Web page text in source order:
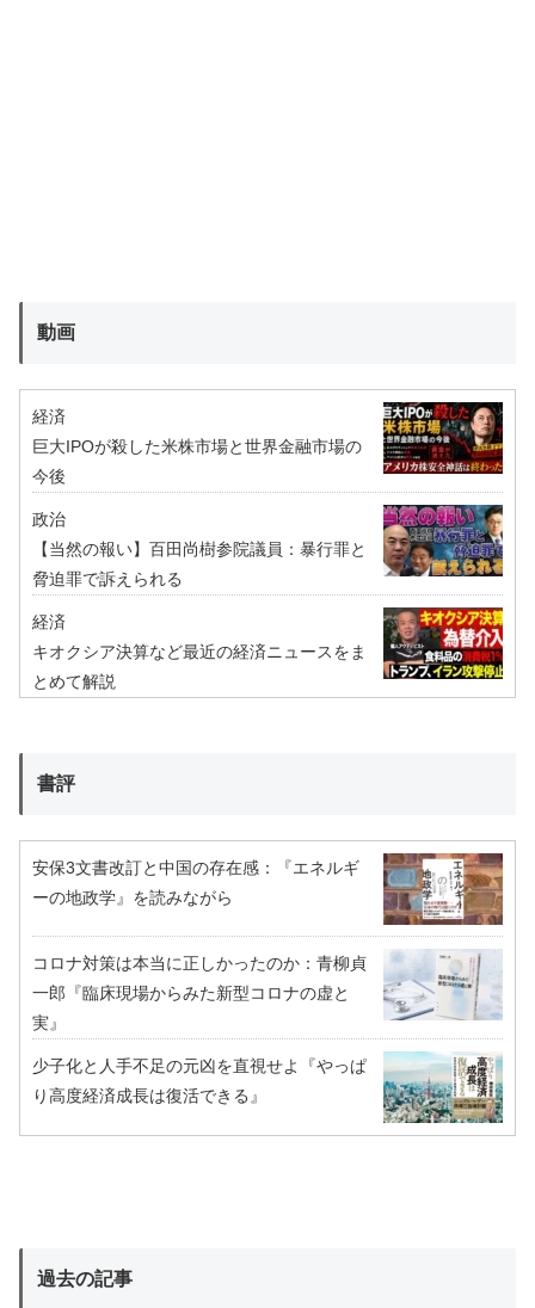
動画
経済
巨大IPOが殺した米株市場と世界金融市場の
今後
政治
【当然の報い】百田尚樹参院議員：暴行罪と
脅迫罪で訴えられる
経済
キオクシア決算など最近の経済ニュースをま
とめて解説
書評
安保3文書改訂と中国の存在感：『エネルギ
ーの地政学』を読みながら
コロナ対策は本当に正しかったのか：青柳貞
一郎『臨床現場からみた新型コロナの虚と
実』
少子化と人手不足の元凶を直視せよ『やっぱ
り高度経済成長は復活できる』
過去の記事